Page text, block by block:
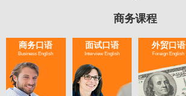
商务课程
商务口语
Business English
面试口语
Interview English
外贸口语
Foreign English